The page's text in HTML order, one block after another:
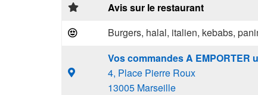
Avis sur le restaurant
Burgers, halal, italien, kebabs,
Vos commandes A EMPORTER
4, Place Pierre Roux
13005 Marseille